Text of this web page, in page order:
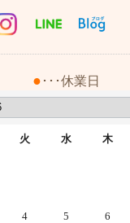
● ･･･休業日
火 水 木
4 5 6